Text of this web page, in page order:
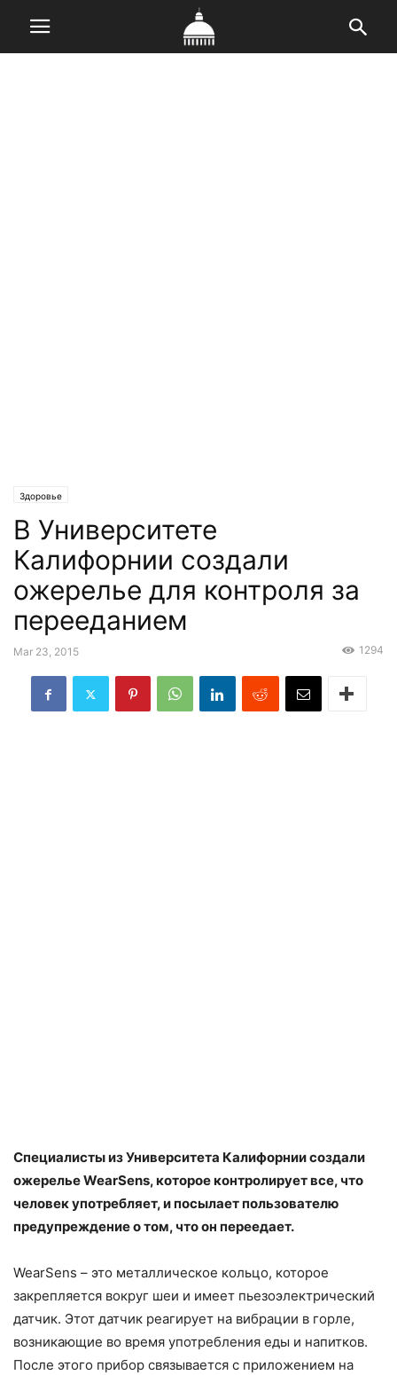
Здоровье
В Университете
Калифорнии создали
ожерелье для контроля за
перееданием
Mar 23, 2015 1294
Специалисты из Университета Калифорнии создали
ожерелье WearSens, которое контролирует все, что
человек употребляет, и посылает пользователю
предупреждение о том, что он переедает.
WearSens – это металлическое кольцо, которое
закрепляется вокруг шеи и имеет пьезоэлектрический
датчик. Этот датчик реагирует на вибрации в горле,
возникающие во время употребления еды и напитков.
После этого прибор связывается с приложением на